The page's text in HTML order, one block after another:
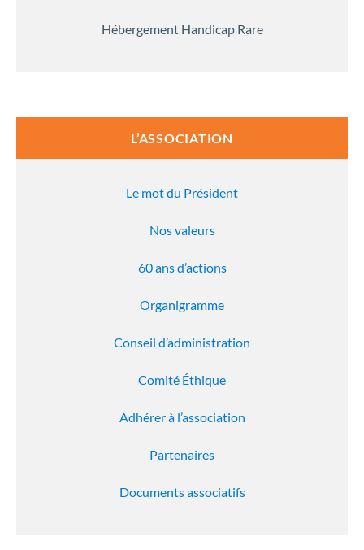
Hébergement Handicap Rare
L’ASSOCIATION
Le mot du Président
Nos valeurs
60 ans d’actions
Organigramme
Conseil d’administration
Comité Éthique
Adhérer à l’association
Partenaires
Documents associatifs